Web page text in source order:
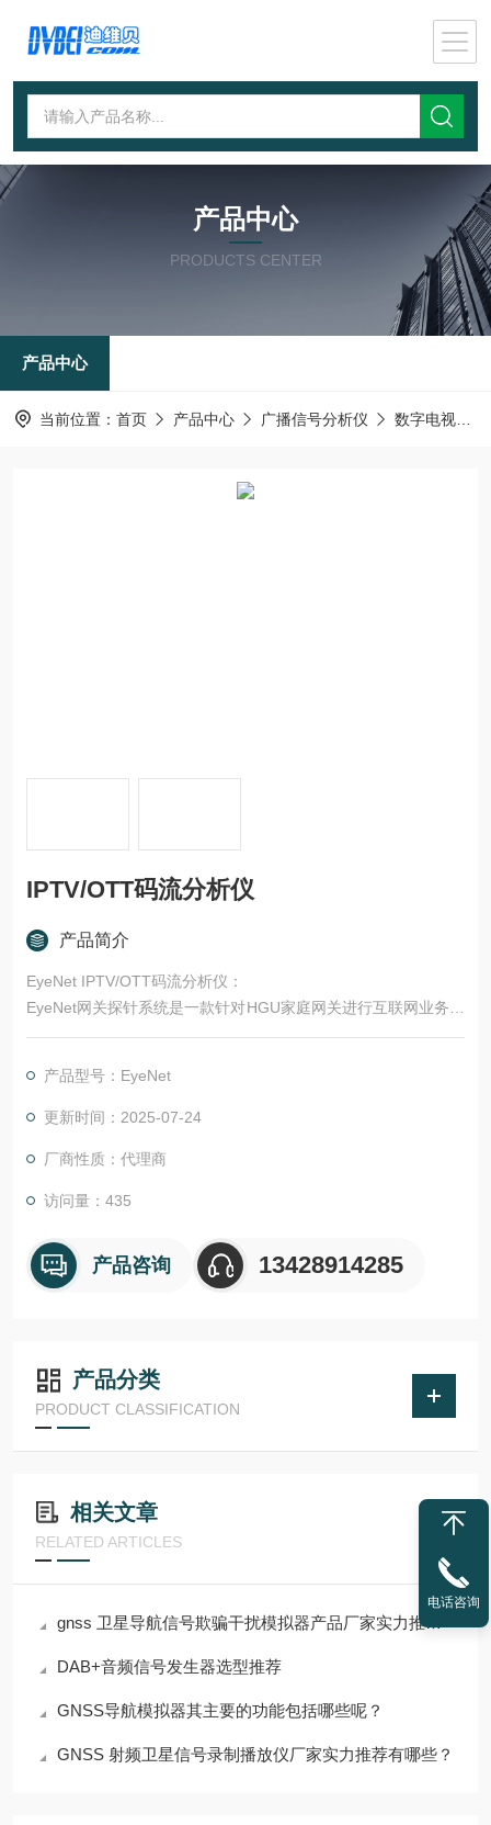
产品中心
PRODUCTS CENTER
产品中心
当前位置： 首页 产品中心 广播信号分析仪 数字电视码流分析录制仪
IPTV/OTT码流分析仪
产品简介
EyeNet IPTV/OTT码流分析仪：
EyeNet网关探针系统是一款针对HGU家庭网关进行互联网业务质
量（QoS）和用户体验质量（QoE）管理以及故障诊断的服务保
系统可实现对2000万网关探针的管理、数据采集和实时KPI汇总
分析。
产品型号：EyeNet
更新时间：2025-07-24
厂商性质：代理商
访问量：435
产品咨询 13428914285
产品分类
PRODUCT CLASSIFICATION
相关文章
RELATED ARTICLES
gnss 卫星导航信号欺骗干扰模拟器产品厂家实力推荐迪维贝科技
DAB+音频信号发生器选型推荐
GNSS导航模拟器其主要的功能包括哪些呢？
GNSS 射频卫星信号录制播放仪厂家实力推荐有哪些？
电话咨询